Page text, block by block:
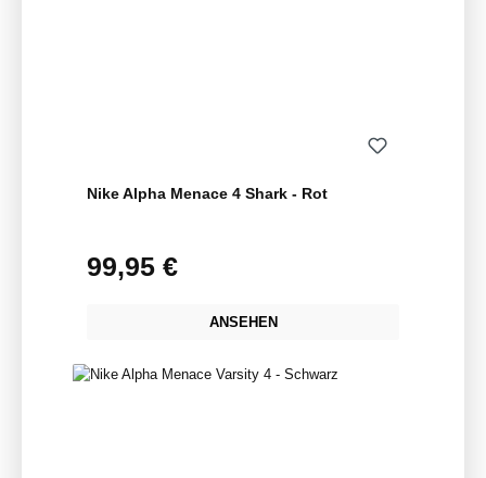
Nike Alpha Menace 4 Shark - Rot
Regulärer Preis:
99,95 €
ANSEHEN